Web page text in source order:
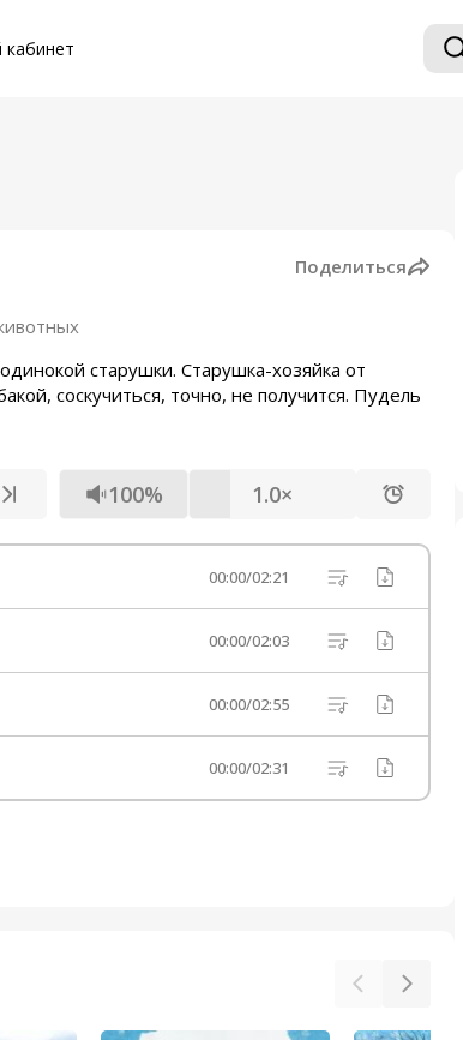
кабинет
Поделиться
старушки. Старушка-хозяйка от
соскучиться, точно, не получится. Пудель
100% 1.0×
00:00/02:21
00:00/02:03
00:00/02:55
00:00/02:31